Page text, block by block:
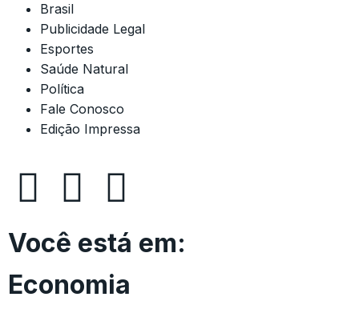
Brasil
Publicidade Legal
Esportes
Saúde Natural
Política
Fale Conosco
Edição Impressa
Você está em:
Economia